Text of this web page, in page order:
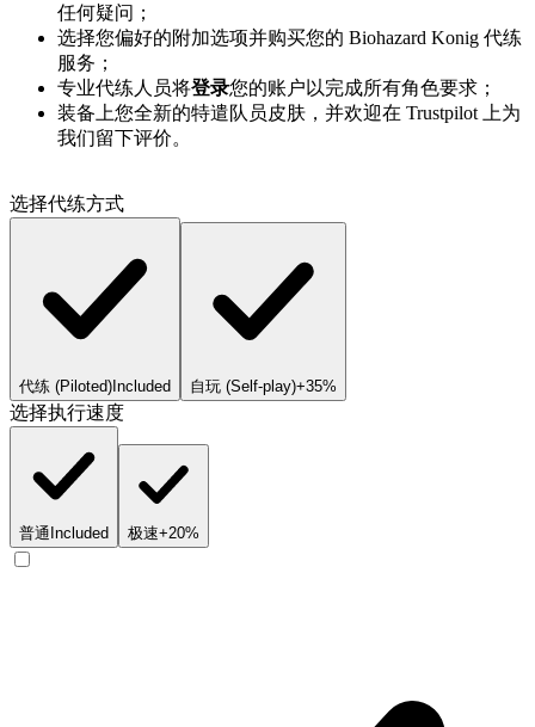
任何疑问；
选择您偏好的附加选项并购买您的 Biohazard Konig 代练
服务；
专业代练人员将登录您的账户以完成所有角色要求；
装备上您全新的特遣队员皮肤，并欢迎在 Trustpilot 上为
我们留下评价。
选择代练方式
代练 (Piloted) Included 自玩 (Self-play)+35%
选择执行速度
普通 Included 极速+20%